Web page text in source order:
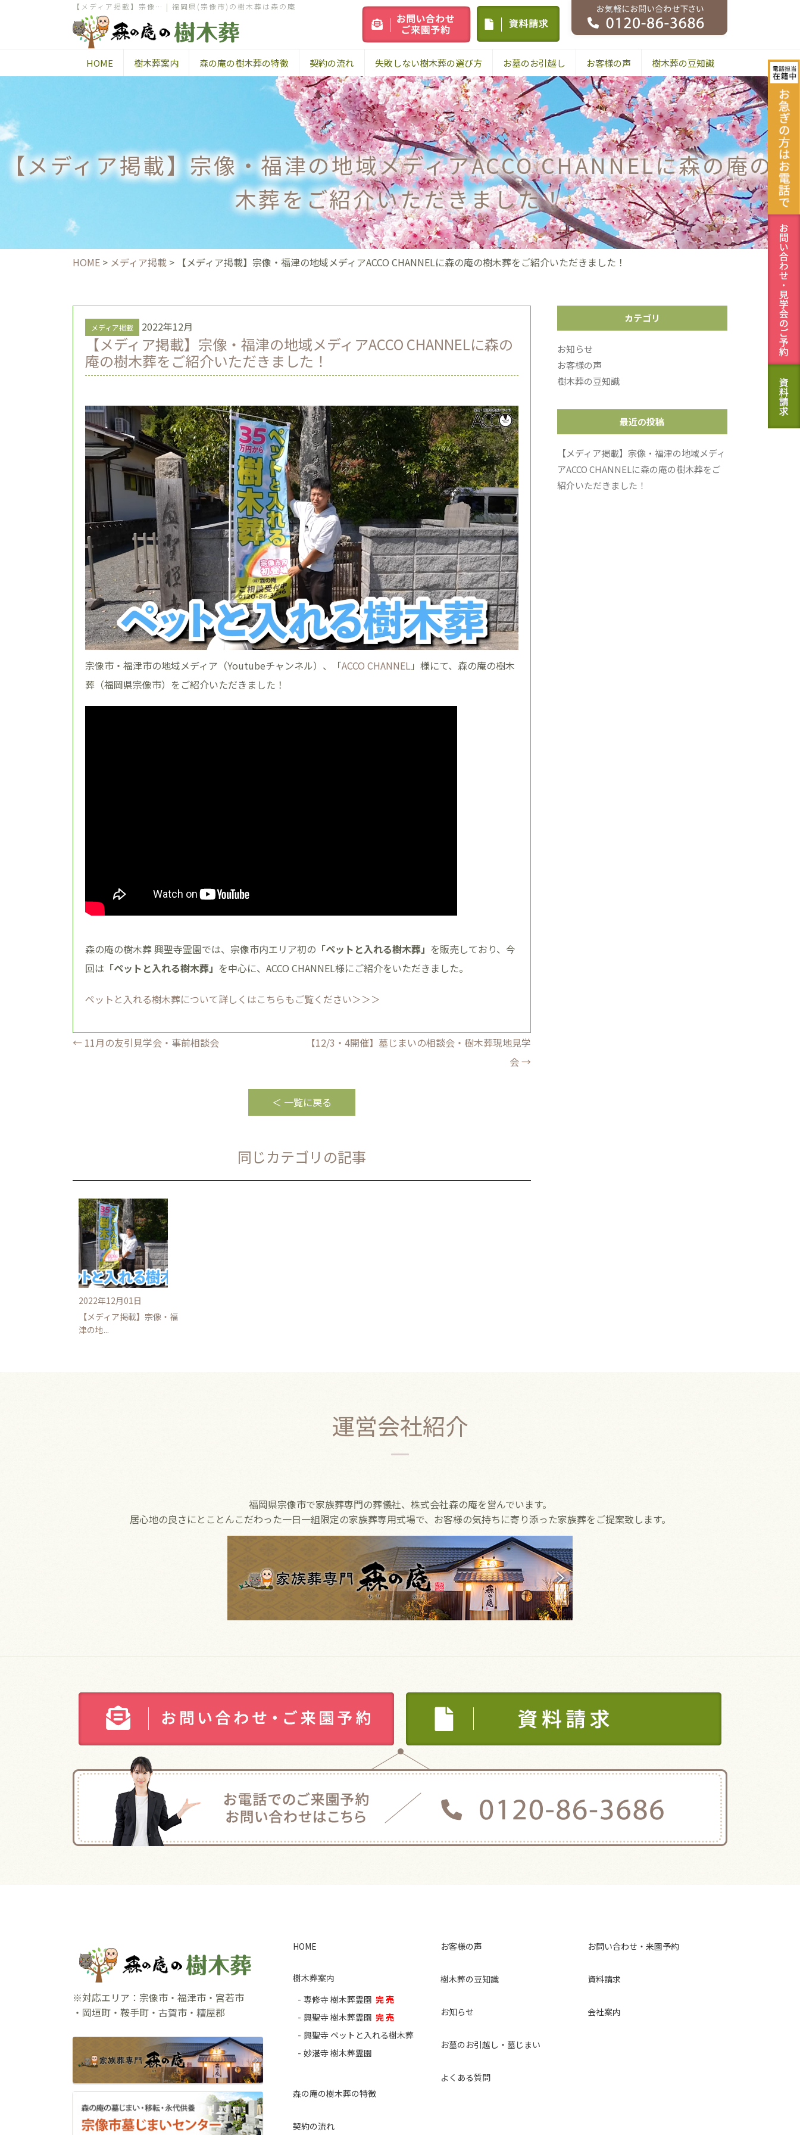
【メディア掲載】宗像… | 福岡県(宗像市)の樹木葬は森の庵
HOME 樹木葬案内 森の庵の樹木葬の特徴 契約の流れ 失敗しない樹木葬の選び方 お墓のお引越し お客様の声 樹木葬の豆知識
【メディア掲載】宗像・福津の地域メディアACCO CHANNELに森の庵の樹
木葬をご紹介いただきました！
HOME > メディア掲載 > 【メディア掲載】宗像・福津の地域メディアACCO CHANNELに森の庵の樹木葬をご紹介いただきました！
【メディア掲載】宗像・福津の地域メディアACCO CHANNELに森の
庵の樹木葬をご紹介いただきました！
メディア掲載 2022年12月
宗像市・福津市の地域メディア（Youtubeチャンネル）、「ACCO CHANNEL 」様にて、森の庵の樹木
葬（福岡県宗像市）をご紹介いただきました！
森の庵の樹木葬 興聖寺霊園では、宗像市内エリア初の 「ペットと入れる樹木葬」 を販売しており、今
回は 「ペットと入れる樹木葬」 を中心に、ACCO CHANNEL様にご紹介をいただきました。
ペットと入れる樹木葬について詳しくはこちらもご覧ください＞＞＞
投
シ
ョ
ン
← 11月の友引見学会・事前相談会
【12/3・4開催】墓じまいの相談会・樹木葬現地見学
会→
＜ 一覧に戻る
同じカテゴリの記事
2022年12月01日
【メディア掲載】宗像・福
津の地...
カテゴリ
お知らせ
お客様の声
樹木葬の豆知識
最近の投稿
【メディア掲載】宗像・福津の地域メディ
アACCO CHANNELに森の庵の樹木葬をご
紹介いただきました！
運営会社紹介
福岡県宗像市で家族葬専門の葬儀社、株式会社森の庵を営んでいます。
居心地の良さにとことんこだわった一日一組限定の家族葬専用式場で、お客様の気持ちに寄り添った家族葬をご提案致します。
HOME
樹木葬案内
専修寺 樹木葬霊園 完 売
興聖寺 樹木葬霊園 完 売
興聖寺 ペットと入れる樹木葬
妙湛寺 樹木葬霊園
森の庵の樹木葬の特徴
契約の流れ
お客様の声
樹木葬の豆知識
お知らせ
お墓のお引越し・墓じまい
よくある質問
お問い合わせ・来園予約
資料請求
会社案内
※対応エリア：宗像市・福津市・宮若市
・岡垣町・鞍手町・古賀市・糟屋郡